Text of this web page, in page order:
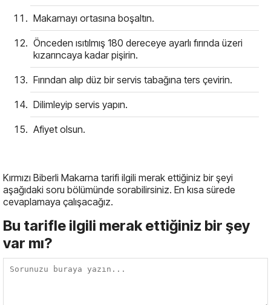
Makarnayı ortasına boşaltın.
Önceden ısıtılmış 180 dereceye ayarlı fırında üzeri
kızarıncaya kadar pişirin.
Fırından alıp düz bir servis tabağına ters çevirin.
Dilimleyip servis yapın.
Afiyet olsun.
Kırmızı Biberli Makarna tarifi ilgili merak ettiğiniz bir şeyi
aşağıdaki soru bölümünde sorabilirsiniz. En kısa sürede
cevaplamaya çalışacağız.
Bu tarifle ilgili merak ettiğiniz bir şey
var mı?